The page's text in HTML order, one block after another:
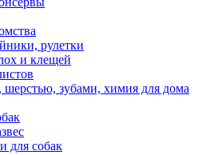
рулетки
и клещей
шерстью, зубами, химия для дома
для собак